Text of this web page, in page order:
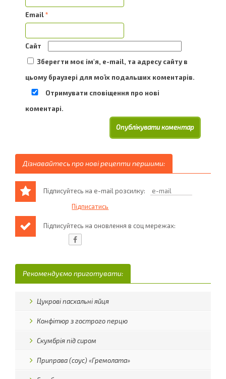
Email*
Сайт
Зберегти моє ім'я, e-mail, та адресу сайту в
цьому браузері для моїх подальших коментарів.
Отримувати сповіщення про нові
коментарі.
Дізнавайтесь про нові рецепти першими:
Підписуйтесь на e-mail розсилку:
Підписуйтесь на оновлення в соц мережах:
Рекомендуємо приготувати:
Цукрові пасхальні яйця
Конфітюр з гострого перцю
Скумбрія під сиром
Приправа (соус) «Гремолата»